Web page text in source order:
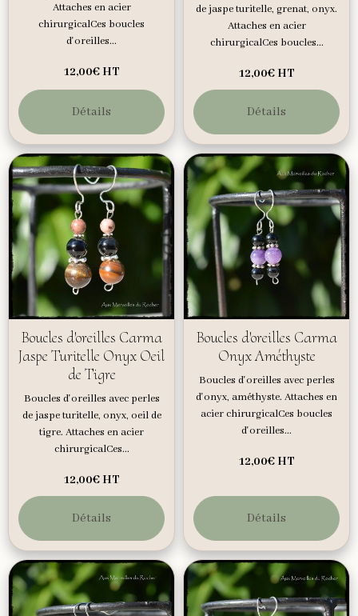
Attaches en acier
chirurgicalCes boucles
d'oreilles...
12,00€HT
Détails
de jaspe turitelle, grenat, onyx.
Attaches en acier
chirurgicalCes boucles...
12,00€HT
Détails
Boucles d'oreilles Carma
Jaspe Turitelle Onyx Oeil
de Tigre
Boucles d'oreilles avec perles
de jaspe turitelle, onyx, oeil de
tigre. Attaches en acier
chirurgicalCes...
12,00€HT
Détails
Boucles d'oreilles Carma
Onyx Améthyste
Boucles d'oreilles avec perles
d'onyx, améthyste. Attaches en
acier chirurgicalCes boucles
d'oreilles...
12,00€HT
Détails